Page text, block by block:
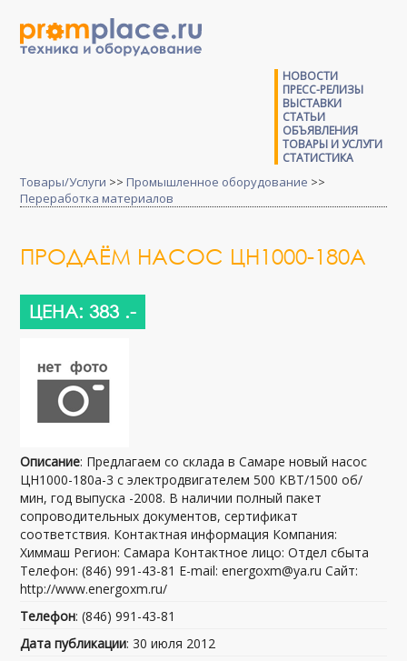
НОВОСТИ
ПРЕСС-РЕЛИЗЫ
ВЫСТАВКИ
СТАТЬИ
ОБЪЯВЛЕНИЯ
ТОВАРЫ И УСЛУГИ
СТАТИСТИКА
Товары/Услуги >> Промышленное оборудование >>
Переработка материалов
ПРОДАЁМ НАСОС ЦН1000-180A
ЦЕНА: 383 .-
Описание: Предлагаем со склада в Самаре новый насос
ЦН1000-180а-3 c электродвигателем 500 КВТ/1500 об/
мин, год выпуска -2008. В наличии полный пакет
сопроводительных документов, сертификат
соответствия. Контактная информация Компания:
Химмаш Регион: Самара Контактное лицо: Отдел сбыта
Телефон: (846) 991-43-81 E-mail: energoxm@ya.ru Сайт:
http://www.energoxm.ru/
Телефон: (846) 991-43-81
Дата публикации: 30 июля 2012